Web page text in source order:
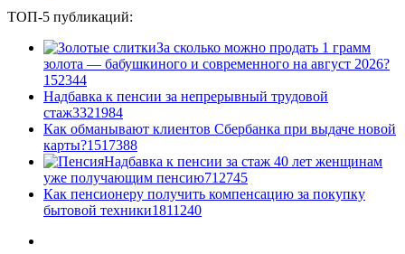
ТОП-5 публикаций:
За сколько можно продать 1 грамм
золота — бабушкиного и современного на август 2026?
1 52344
Надбавка к пенсии за непрерывный трудовой
стаж3321984
Как обманывают клиентов Сбербанка при выдаче новой
карты?1517388
Надбавка к пенсии за стаж 40 лет женщинам
уже получающим пенсию712745
Как пенсионеру получить компенсацию за покупку
бытовой техники1811240